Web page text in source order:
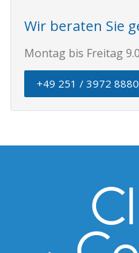
Wir beraten Sie
Montag bis Freitag
+49 251 / 3972 8880